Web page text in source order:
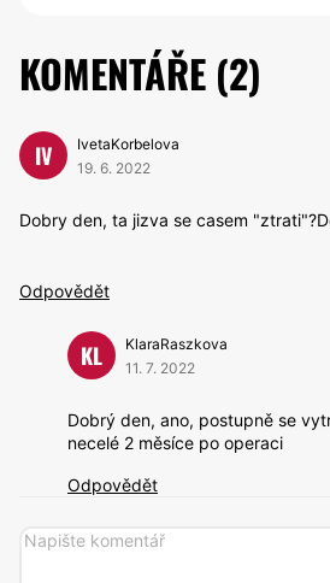
KOMENTÁŘE (2)
IV
IvetaKorbelova
19. 6. 2022
Dobry den, ta jizva se casem
Odpovědět
KL
KlaraRaszkova
11. 7. 2022
Dobrý den, ano, postupně se
necelé 2 měsíce po operaci
Odpovědět